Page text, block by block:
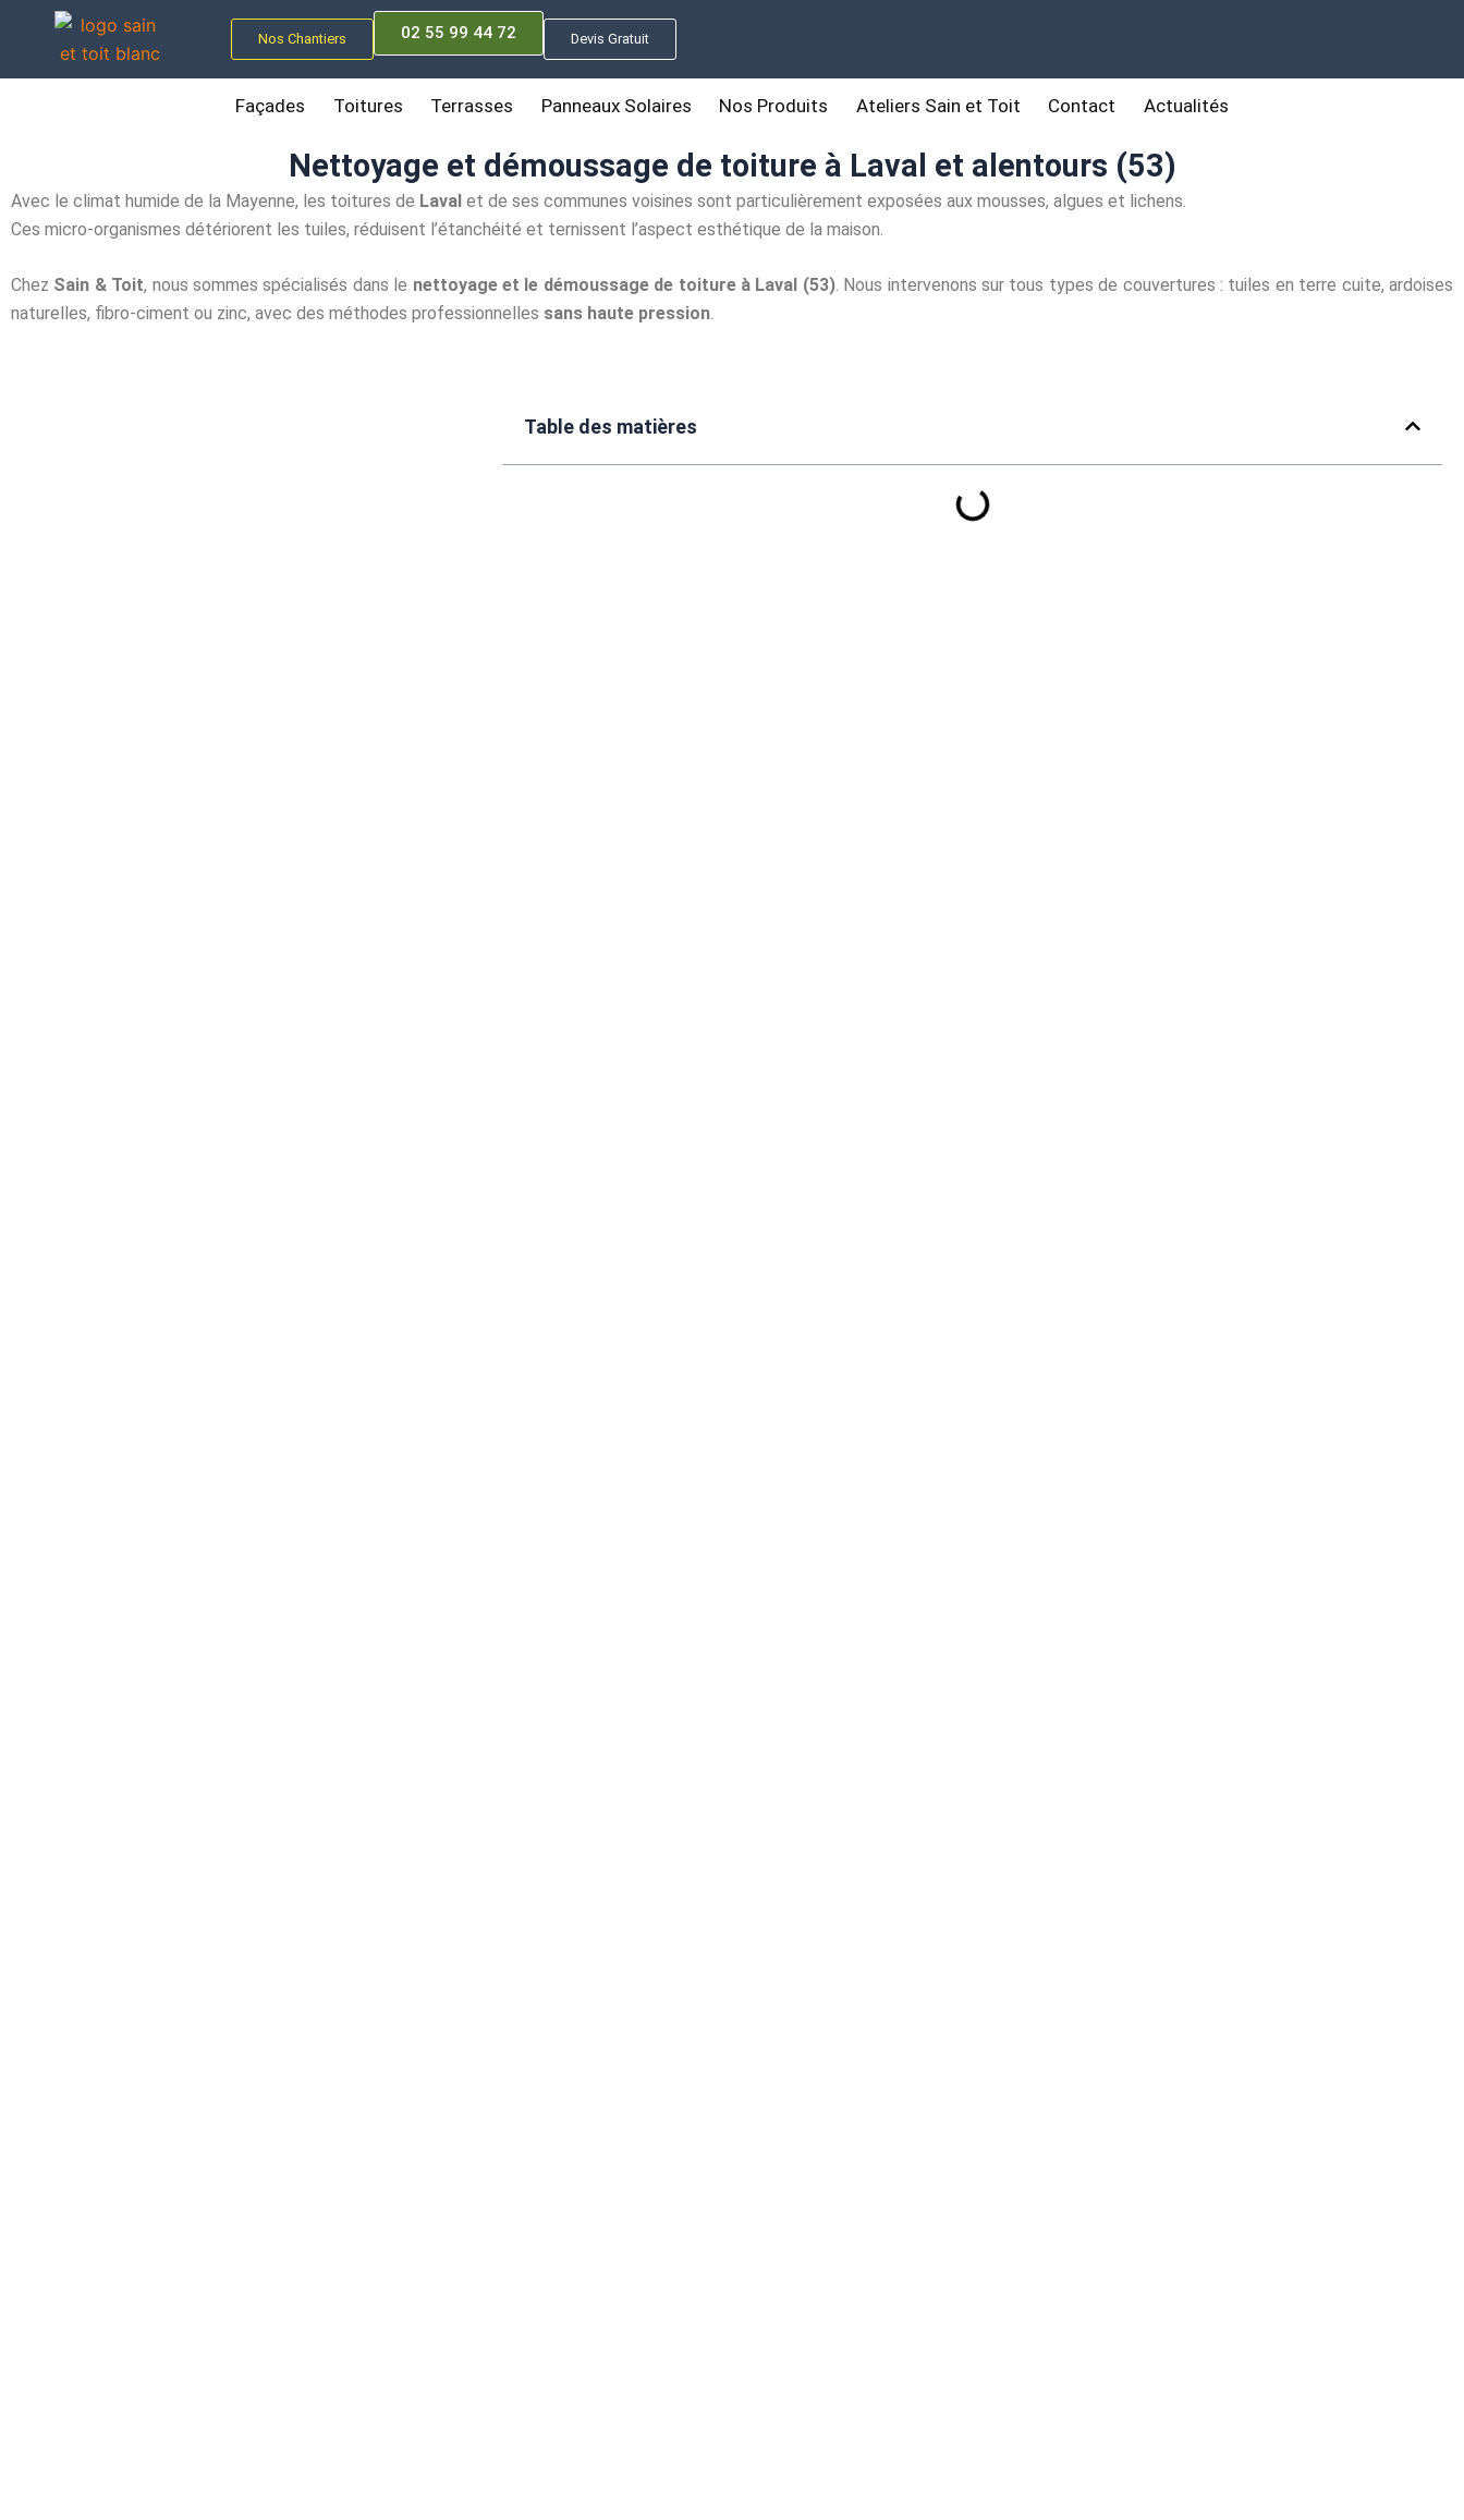
Nos Chantiers 02 55 99 44 72 Devis Gratuit
Façades Toitures Terrasses Panneaux Solaires Nos Produits Ateliers Sain et Toit Contact Actualités
Nettoyage et démoussage de toiture à Laval et alentours (53)
Avec le climat humide de la Mayenne, les toitures de Laval et de ses communes voisines sont particulièrement exposées aux mousses, algues et lichens.
Ces micro-organismes détériorent les tuiles, réduisent l’étanchéité et ternissent l’aspect esthétique de la maison.
Chez Sain & Toit, nous sommes spécialisés dans le nettoyage et le démoussage de toiture à Laval (53). Nous intervenons sur tous types de couvertures : tuiles en terre cuite, ardoises
naturelles, fibro-ciment ou zinc, avec des méthodes professionnelles sans haute pression.
Table des matières